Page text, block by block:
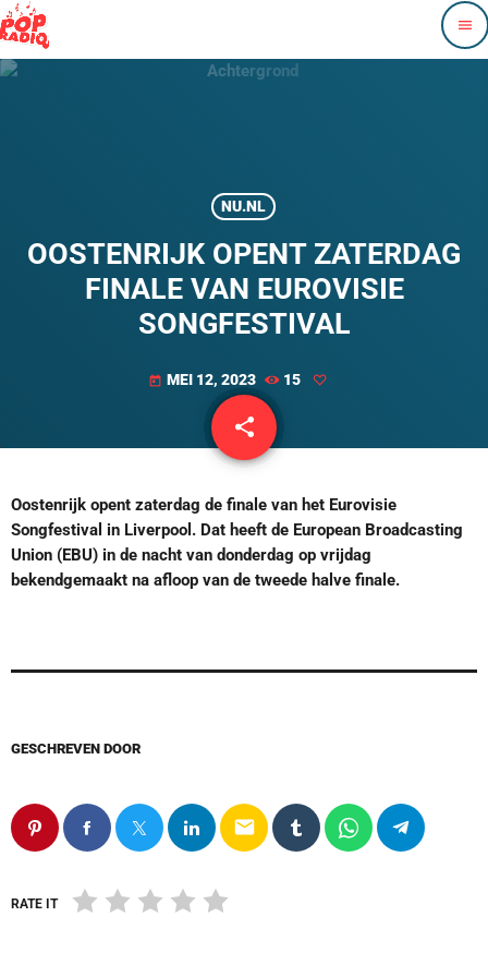
menu
NU.NL
OOSTENRIJK OPENT ZATERDAG
FINALE VAN EUROVISIE
SONGFESTIVAL
today MEI 12, 2023 15
share
email
Oostenrijk opent zaterdag de finale van het Eurovisie
Songfestival in Liverpool. Dat heeft de European Broadcasting
Union (EBU) in de nacht van donderdag op vrijdag
bekendgemaakt na afloop van de tweede halve finale.
GESCHREVEN DOOR
email
RATE IT